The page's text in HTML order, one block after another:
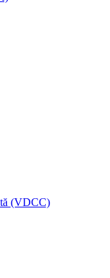
(VDCC)